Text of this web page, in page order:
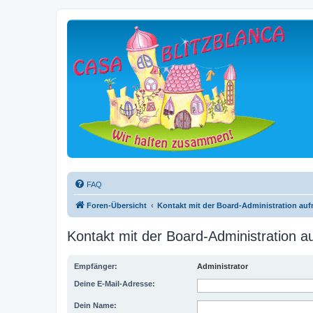
FAQ
Foren-Übersicht Kontakt mit der Board-Administration
Kontakt mit der Board-Administration
Empfänger: Administrator
Deine E-Mail-Adresse:
Dein Name: